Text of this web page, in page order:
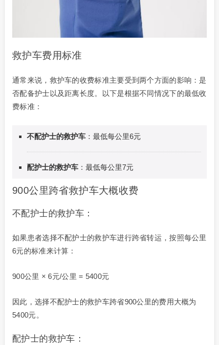
救护车费用标准
通常来说，救护车的收费标准主要受到两个方面的影响：是
否配备护士以及距离长度。以下是根据不同情况下的最低收
费标准：
不配护士的救护车 ：最低每公里6元
配护士的救护车 ：最低每公里7元
900公里跨省救护车大概收费
不配护士的救护车：
如果患者选择不配护士的救护车进行跨省转运，按照每公里
6元的标准来计算：
900公里 × 6元/公里 = 5400元
因此，选择不配护士的救护车跨省900公里的费用大概为
5400元。
配护士的救护车：